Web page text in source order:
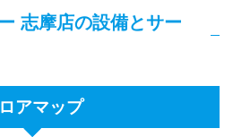
志摩店の設備とサー
アマップ